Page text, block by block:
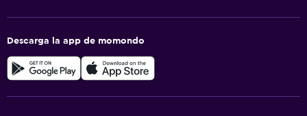
Descarga la app de momondo